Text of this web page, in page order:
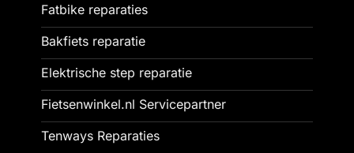
Fatbike reparaties
Bakfiets reparatie
Elektrische step reparatie
Fietsenwinkel.nl Servicepartner
Tenways Reparaties